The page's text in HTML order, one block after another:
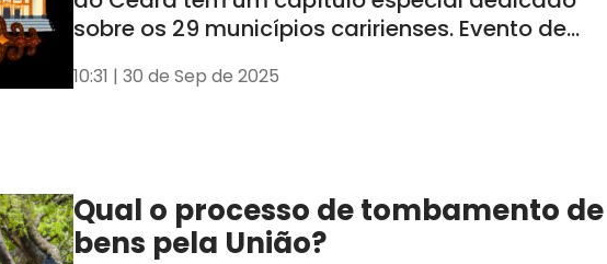
sobre os 29 municípios caririenses. Evento de
em Juazeiro do Norte
10:31 | 30 de Sep de 2025
Qual o processo de tombamento de
bens pela União?